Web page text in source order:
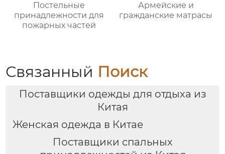
Постельные
принадлежности для
пожарных частей
Армейские и
гражданские матрасы
Связанный Поиск
Поставщики одежды для отдыха из
Китая
Женская одежда в Китае
Поставщики спальных